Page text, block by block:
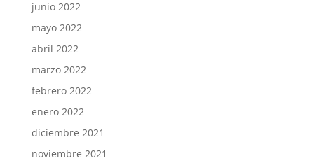
junio 2022
mayo 2022
abril 2022
marzo 2022
febrero 2022
enero 2022
diciembre 2021
noviembre 2021